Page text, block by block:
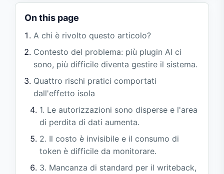
On this page
A chi è rivolto questo articolo?
Contesto del problema: più plugin AI ci
sono, più difficile diventa gestire il sistema.
Quattro rischi pratici comportati
dall'effetto isola
1. Le autorizzazioni sono disperse e l'area
di perdita di dati aumenta.
2. Il costo è invisibile e il consumo di
token è difficile da monitorare.
3. Mancanza di standard per il writeback,